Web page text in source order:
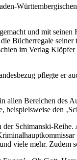
und mit
Bücherregale
im Verlag
pflegte
Bereichen des
den
Schimanski-
viele mehr. Zudem